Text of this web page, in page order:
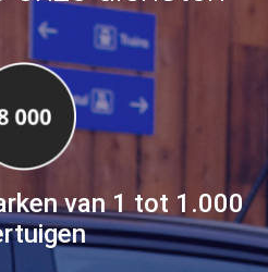
van 1 tot 1.000